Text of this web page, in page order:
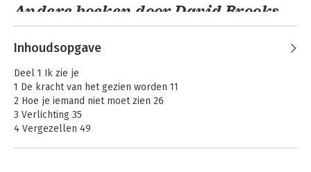
Andere boeken door David Brooks
Inhoudsopgave
Deel 1 Ik zie je
1 De kracht van het gezien worden 11
2 Hoe je iemand niet moet zien 26
3 Verlichting 35
4 Vergezellen 49